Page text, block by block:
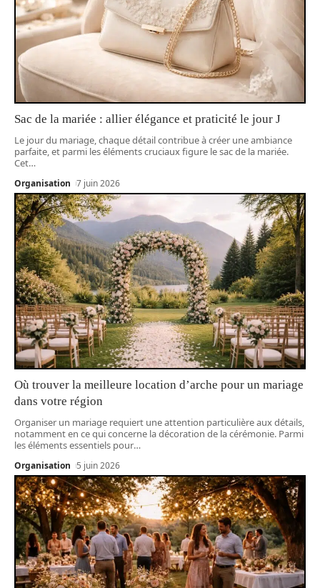
Sac de la mariée : allier élégance et praticité le jour J
Le jour du mariage, chaque détail contribue à créer une ambiance
parfaite, et parmi les éléments cruciaux figure le sac de la mariée.
Cet…
Organisation 7 juin 2026
Où trouver la meilleure location d’arche pour un mariage
dans votre région
Organiser un mariage requiert une attention particulière aux détails,
notamment en ce qui concerne la décoration de la cérémonie. Parmi
les éléments essentiels pour…
Organisation 5 juin 2026